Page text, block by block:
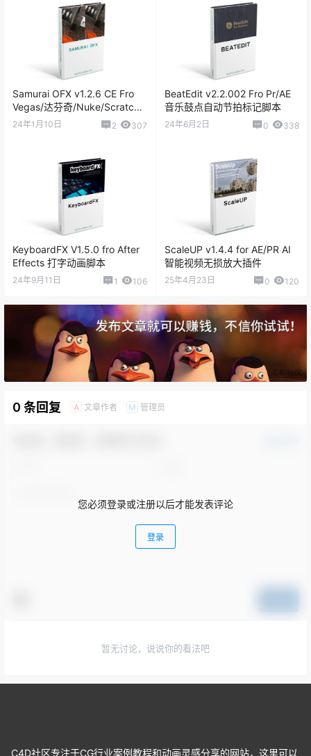
Samurai OFX v1.2.6 CE Fro
Vegas/达芬奇/Nuke/Scratch
视频智能锐化插件
24年1月10日 2 307
BeatEdit v2.2.002 Fro Pr/AE
音乐鼓点自动节拍标记脚本
24年6月2日 0 338
KeyboardFX V1.5.0 fro After
Effects 打字动画脚本
24年9月11日 1 106
ScaleUP v1.4.4 for AE/PR AI
智能视频无损放大插件
25年4月23日 0 120
0 条回复 A 文章作者 M 管理员
您必须登录或注册以后才能发表评论
登录
暂无讨论，说说你的看法吧
C4D社区专注于CG行业案例教程和动画灵感分享的网站，这里可以